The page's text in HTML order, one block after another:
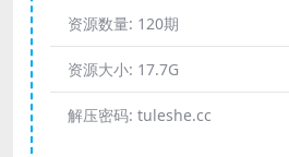
资源数量: 120期
资源大小: 17.7G
解压密码: tuleshe.cc